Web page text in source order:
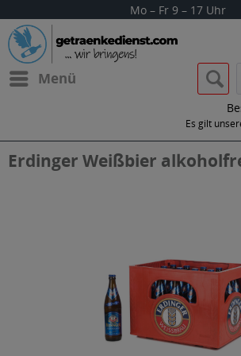
Mo – Fr 9 – 17 Uhr
Menü
Es gilt
Erdinger Weißbier